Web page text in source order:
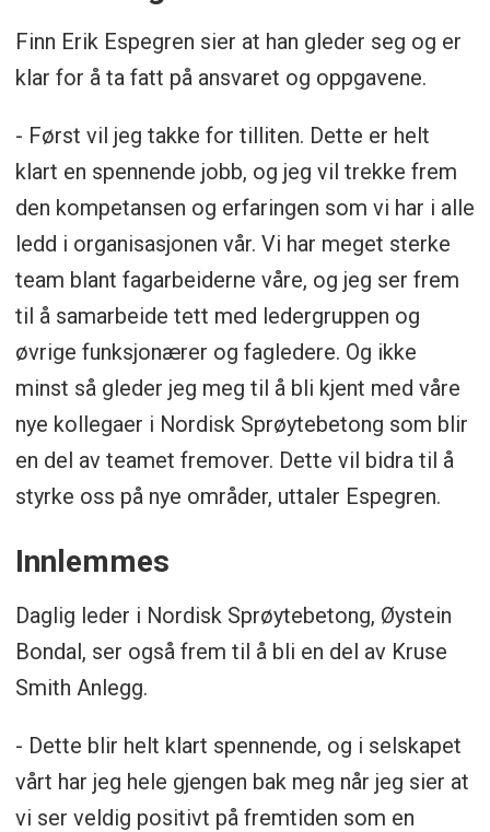
Finn Erik Espegren sier at han gleder seg og er
klar for å ta fatt på ansvaret og oppgavene.
- Først vil jeg takke for tilliten. Dette er helt
klart en spennende jobb, og jeg vil trekke frem
den kompetansen og erfaringen som vi har i alle
ledd i organisasjonen vår. Vi har meget sterke
team blant fagarbeiderne våre, og jeg ser frem
til å samarbeide tett med ledergruppen og
øvrige funksjonærer og fagledere. Og ikke
minst så gleder jeg meg til å bli kjent med våre
nye kollegaer i Nordisk Sprøytebetong som blir
en del av teamet fremover. Dette vil bidra til å
styrke oss på nye områder, uttaler Espegren.
Innlemmes
Daglig leder i Nordisk Sprøytebetong, Øystein
Bondal, ser også frem til å bli en del av Kruse
Smith Anlegg.
- Dette blir helt klart spennende, og i selskapet
vårt har jeg hele gjengen bak meg når jeg sier at
vi ser veldig positivt på fremtiden som en